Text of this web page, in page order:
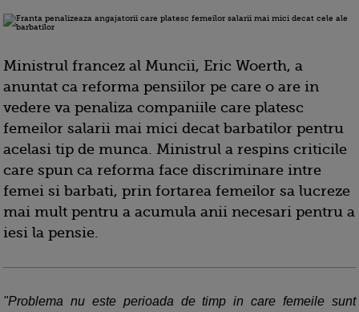
Ministrul francez al Muncii, Eric Woerth, a
anuntat ca reforma pensiilor pe care o are in
vedere va penaliza companiile care platesc
femeilor salarii mai mici decat barbatilor pentru
acelasi tip de munca. Ministrul a respins criticile
care spun ca reforma face discriminare intre
femei si barbati, prin fortarea femeilor sa lucreze
mai mult pentru a acumula anii necesari pentru a
iesi la pensie.
"Problema nu este perioada de timp in care femeile sunt